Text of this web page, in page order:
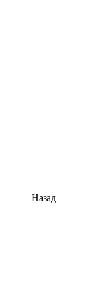
Назад